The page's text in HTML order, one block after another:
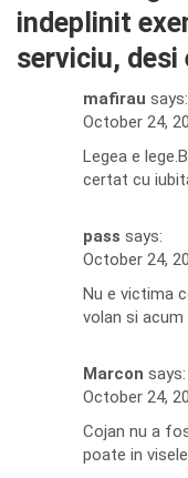
indeplinit
serviciu, desi
mafirau says:
October 24,
Legea e
certat cu
pass says:
October 24,
Nu e victima
volan si
Marcon says:
October 24,
Cojan nu a
poate in